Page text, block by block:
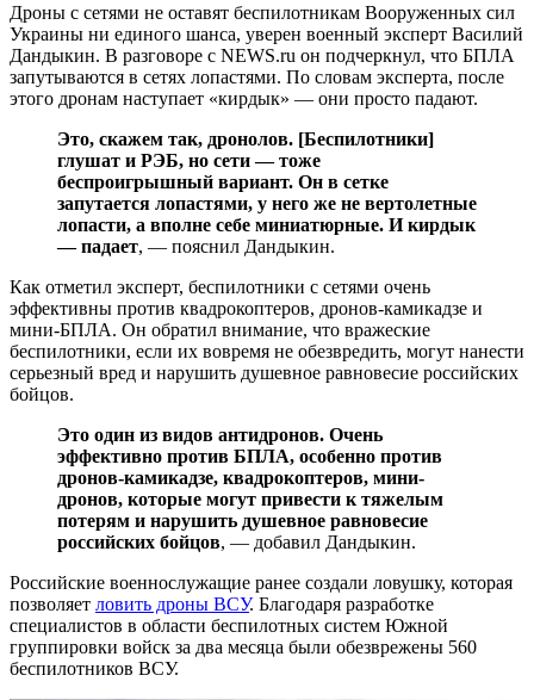
Дроны с сетями не оставят беспилотникам Вооруженных сил
Украины ни единого шанса, уверен военный эксперт Василий
Дандыкин. В разговоре с NEWS.ru он подчеркнул, что БПЛА
запутываются в сетях лопастями. По словам эксперта, после
этого дронам наступает «кирдык» — они просто падают.
Это, скажем так, дронолов. [Беспилотники]
глушат и РЭБ, но сети — тоже
беспроигрышный вариант. Он в сетке
запутается лопастями, у него же не вертолетные
лопасти, а вполне себе миниатюрные. И кирдык
— падает, — пояснил Дандыкин.
Как отметил эксперт, беспилотники с сетями очень
эффективны против квадрокоптеров, дронов-камикадзе и
мини-БПЛА. Он обратил внимание, что вражеские
беспилотники, если их вовремя не обезвредить, могут нанести
серьезный вред и нарушить душевное равновесие российских
бойцов.
Это один из видов антидронов. Очень
эффективно против БПЛА, особенно против
дронов-камикадзе, квадрокоптеров, мини-
дронов, которые могут привести к тяжелым
потерям и нарушить душевное равновесие
российских бойцов, — добавил Дандыкин.
Российские военнослужащие ранее создали ловушку, которая
позволяет ловить дроны ВСУ. Благодаря разработке
специалистов в области беспилотных систем Южной
группировки войск за два месяца были обезврежены 560
беспилотников ВСУ.